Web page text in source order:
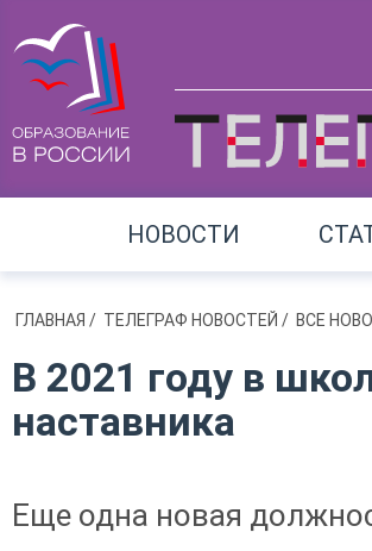
НОВОСТИ
ГЛАВНАЯ / ТЕЛЕГРАФ НОВОСТЕЙ / ВСЕ
В 2021 году в
наставника
Еще одна новая